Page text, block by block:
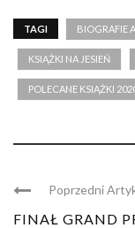
TAGI BIOGRAFIE
KSIĄŻKI NA JESIEŃ
POLECANE KSIĄŻKI
Poprzedni
FINAŁ GRAND